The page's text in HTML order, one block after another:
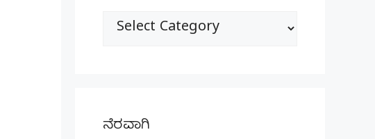
ವಿಭಾಗಗಳು
ನೆರವಾಗಿ